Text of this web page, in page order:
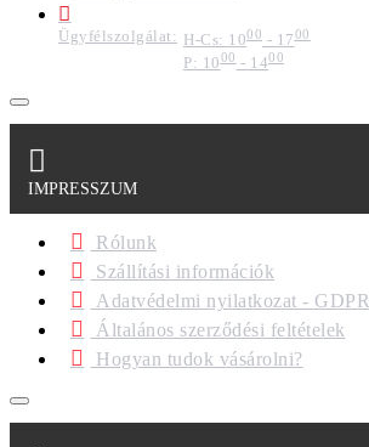
Ügyfélszolgálat: H-Cs: 1000 - 1700
P: 1000- 1400
IMPRESSZUM
Rólunk
Szállítási információk
Adatvédelmi nyilatkozat - GDPR
Általános szerződési feltételek
Hogyan tudok vásárolni?